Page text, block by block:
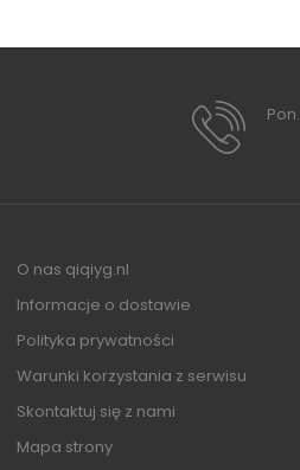
O nas qiqiyg.nl
Informacje o dostawie
Polityka prywatności
Warunki korzystania z serwisu
Skontaktuj się z nami
Mapa strony